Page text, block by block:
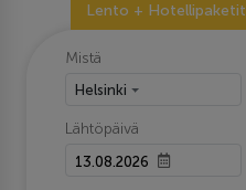
Lento + Hotellipaketit
Mistä
Helsinki
Lähtöpäivä